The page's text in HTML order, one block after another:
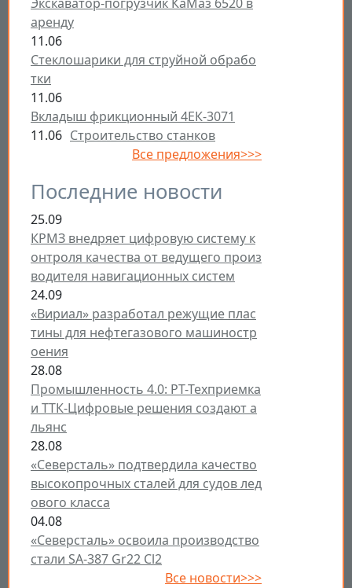
аренду
11.06
Стеклошарики для струйной обрабо
тки
11.06
Вкладыш фрикционный 4ЕК-3071
11.06 Строительство станков
Все предложения>>>
Последние новости
25.09
КРМЗ внедряет цифровую систему к
онтроля качества от ведущего произ
водителя навигационных систем
24.09
«Вириал» разработал режущие плас
тины для нефтегазового машиностр
оения
28.08
Промышленность 4.0: РТ-Техприемка
и ТТК-Цифровые решения создают а
льянс
28.08
«Северсталь» подтвердила качество
высокопрочных сталей для судов лед
ового класса
04.08
«Северсталь» освоила производство
стали SA-387 Gr22 Cl2
Все новости>>>